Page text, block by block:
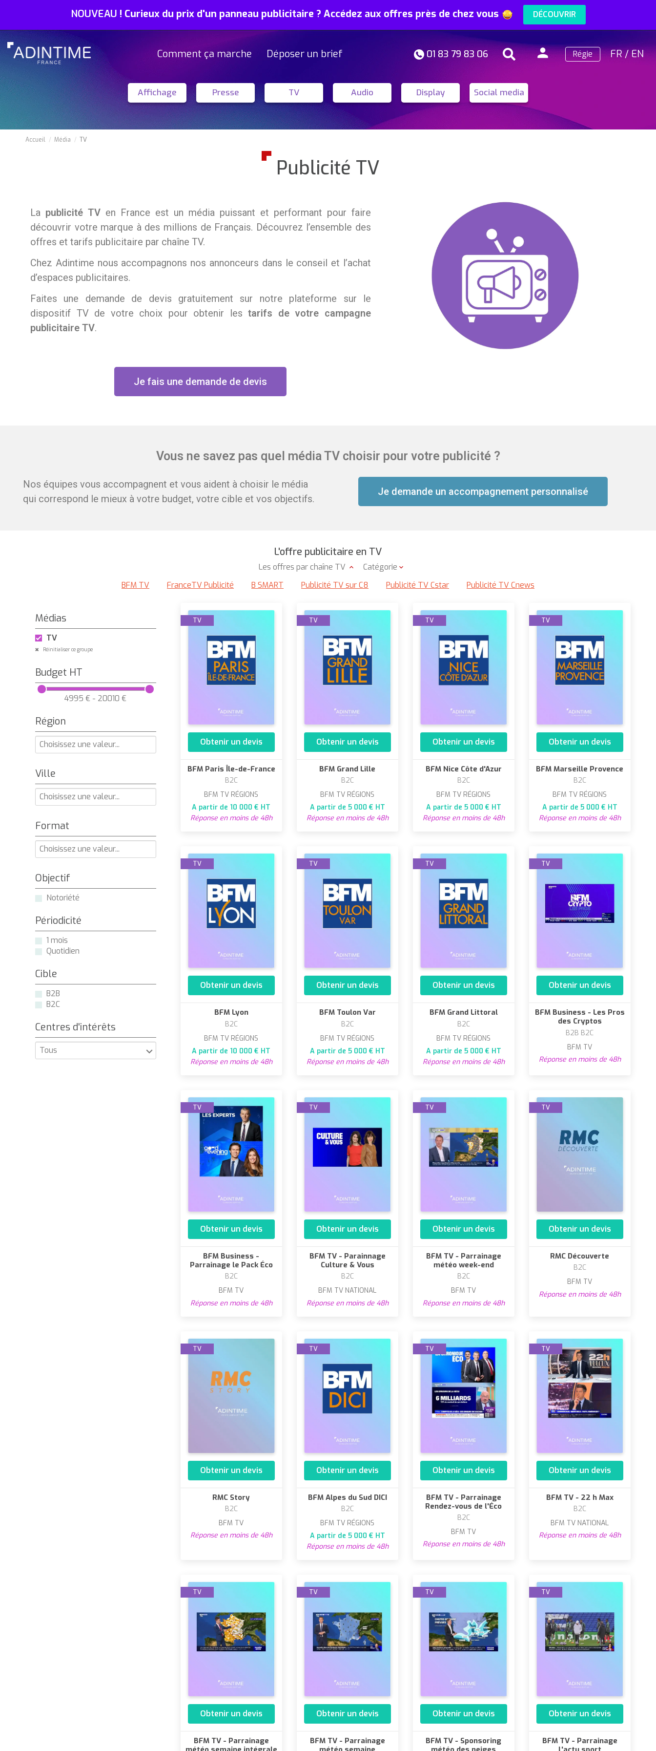
NOUVEAU ! Curieux du prix d'un panneau publicitaire ? Accédez aux offres près de chez vous DÉCOUVRIR
Comment ça marche Déposer un brief 01 83 79 83 06
Search
person Régie FR/EN
Affichage Presse TV Audio Display Social media
Accueil Média TV
Publicité TV
La publicité TV en France est un média puissant et performant pour faire
découvrir votre marque à des millions de Français. Découvrez l’ensemble des
offres et tarifs publicitaire par chaîne TV.
Chez Adintime nous accompagnons nos annonceurs dans le conseil et l’achat
d’espaces publicitaires.
Faites une demande de devis gratuitement sur notre plateforme sur le
dispositif TV de votre choix pour obtenir lestarifs de votre campagne
publicitaire TV.
Je fais une demande de devis
Vous ne savez pas quel média TV choisir pour votre publicité ?
Nos équipes vous accompagnent et vous aident à choisir le média
qui correspond le mieux à votre budget, votre cible et vos objectifs.
Je demande un accompagnement personnalisé
L'offre publicitaire en TV
Les offres par chaîne TV
Catégorie
BFM TV
FranceTV Publicité B SMART Publicité TV sur C8 Publicité TV Cstar Publicité TV Cnews
TV
Obtenir un devis
BFM Paris Île-de-France
B2C
BFM TV RÉGIONS
A partir de 10 000 € HT
Réponse en moins de 48h
TV
Obtenir un devis
BFM Grand Lille
B2C
BFM TV RÉGIONS
A partir de 5 000 € HT
Réponse en moins de 48h
TV
Obtenir un devis
BFM Nice Côte d'Azur
B2C
BFM TV RÉGIONS
A partir de 5 000 € HT
Réponse en moins de 48h
TV
Obtenir un devis
BFM Marseille Provence
B2C
BFM TV RÉGIONS
A partir de 5 000 € HT
Réponse en moins de 48h
TV
Obtenir un devis
BFM Lyon
B2C
BFM TV RÉGIONS
A partir de 10 000 € HT
Réponse en moins de 48h
TV
Obtenir un devis
BFM Toulon Var
B2C
BFM TV RÉGIONS
A partir de 5 000 € HT
Réponse en moins de 48h
TV
Obtenir un devis
BFM Grand Littoral
B2C
BFM TV RÉGIONS
A partir de 5 000 € HT
Réponse en moins de 48h
TV
Obtenir un devis
BFM Business - Les Pros
des Cryptos
B2B B2C
BFM TV
Réponse en moins de 48h
TV
Obtenir un devis
BFM Business -
Parrainage le Pack Éco
B2C
BFM TV
Réponse en moins de 48h
TV
Obtenir un devis
BFM TV - Parainnage
Culture & Vous
B2C
BFM TV NATIONAL
Réponse en moins de 48h
TV
Obtenir un devis
BFM TV - Parrainage
météo week-end
B2C
BFM TV
Réponse en moins de 48h
TV
Obtenir un devis
RMC Découverte
B2C
BFM TV
Réponse en moins de 48h
TV
Obtenir un devis
RMC Story
B2C
BFM TV
Réponse en moins de 48h
TV
Obtenir un devis
BFM Alpes du Sud DICI
B2C
BFM TV RÉGIONS
A partir de 5 000 € HT
Réponse en moins de 48h
TV
Obtenir un devis
BFM TV - Parrainage
Rendez-vous de l'Éco
B2C
BFM TV
Réponse en moins de 48h
TV
Obtenir un devis
BFM TV - 22 h Max
B2C
BFM TV NATIONAL
Réponse en moins de 48h
TV
Obtenir un devis
BFM TV - Parrainage
TV
Obtenir un devis
BFM TV - Parrainage
TV
Obtenir un devis
BFM TV - Sponsoring
TV
Obtenir un devis
BFM TV - Parrainage
Médias
TV
Réinitialiser ce groupe
Budget HT
4995 € - 20010 €
Région
Ville
Format
Objectif
Notoriété
Périodicité
1 mois
Quotidien
Cible
B2B
B2C
Centres d'intérêts
Tous